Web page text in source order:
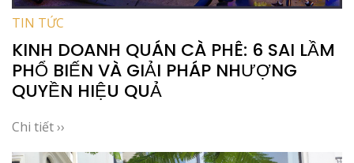
TIN TỨC
KINH DOANH QUÁN CÀ PHÊ: 6 SAI LẦM
PHỔ BIẾN VÀ GIẢI PHÁP NHƯỢNG
QUYỀN HIỆU QUẢ
Chi tiết ››